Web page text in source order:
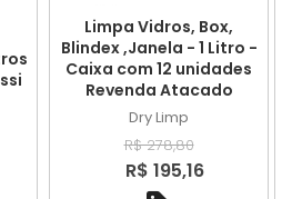
Limpa Vidros, Box,
Blindex ,Janela - 1 Litro -
Caixa com 12 unidades
Revenda Atacado
Dry Limp
R$ 278,80
R$ 195,16